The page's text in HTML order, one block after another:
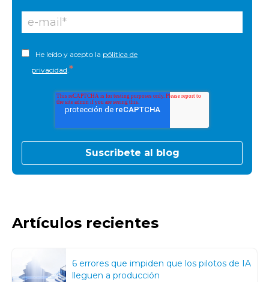
He leído y acepto la pólitica de
privacidad.*
Artículos recientes
6 errores que impiden que los pilotos de IA
lleguen a producción